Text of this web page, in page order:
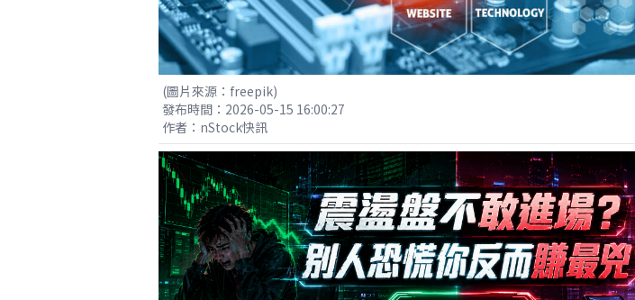
(圖片來源：freepik)
發布時間：2026-05-15 16:00:27
作者：nStock快訊